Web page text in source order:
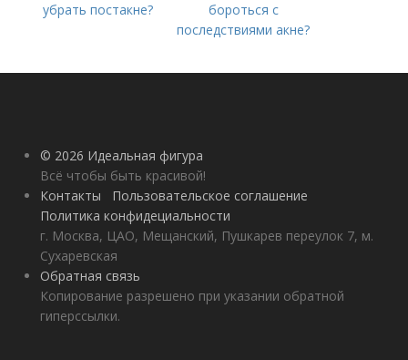
убрать постакне?
бороться с
последствиями акне?
© 2026 Идеальная фигура
Всё чтобы быть красивой!
Контакты
Пользовательское соглашение
Политика конфидециальности
г. Москва, ЦАО, Мещанский, Пушкарев переулок 7, м.
Сухаревская
Обратная связь
Копирование разрешено при указании обратной
гиперссылки.